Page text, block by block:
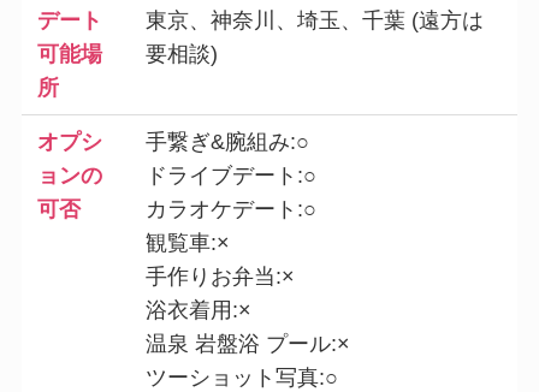
デート
可能場
所
東京、神奈川、埼玉、千葉 (遠方は
要相談)
オプシ
ョンの
可否
手繋ぎ&腕組み:○
ドライブデート:○
カラオケデート:○
観覧車:×
手作りお弁当:×
浴衣着用:×
温泉 岩盤浴 プール:×
ツーショット写真:○